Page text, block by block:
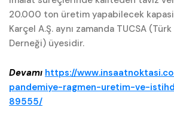
20.000 ton üretim yapabilecek
Karçel A.Ş. aynı zamanda TUCSA
Derneği) üyesidir.
Devamı https://
pandemiye-ragmen-uretim-ve-
89555/